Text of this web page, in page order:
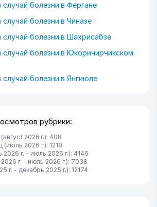
случай болезни в Фергане
случай болезни в Чиназе
случай болезни в Шахрисабзе
случай болезни в Юкоричирчикском
случай болезни в Янгиюле
рубрики:
2026 г.): 408
2026 г.): 1218
г. - июль 2026 г.): 4146
г. - июль 2026 г.): 7038
г. - декабрь 2025 г.): 12174